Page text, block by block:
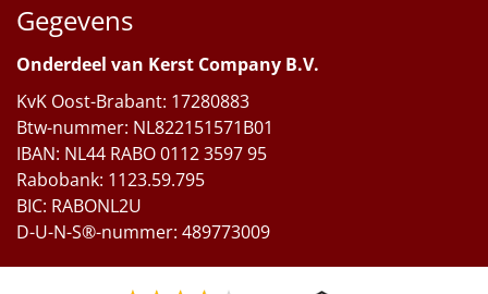
Gegevens
Onderdeel van Kerst Company B.V.
KvK Oost-Brabant: 17280883
Btw-nummer: NL822151571B01
IBAN: NL44 RABO 0112 3597 95
Rabobank: 1123.59.795
BIC: RABONL2U
D-U-N-S®-nummer: 489773009